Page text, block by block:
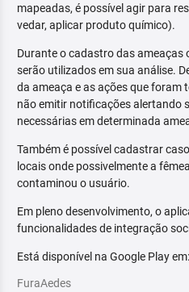
mapeadas, é possível agir para
vedar, aplicar produto químico).
Durante o cadastro das ameaças
serão utilizados em sua análise.
da ameaça e as ações que foram
não emitir notificações alertando
necessárias em determinada
Também é possível cadastrar
locais onde possivelmente a
contaminou o usuário.
Em pleno desenvolvimento, o
funcionalidades de integração
Está disponível na Google Play em:
FuraAedes